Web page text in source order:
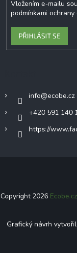
Vložením e-mailu
podmínkami
PŘIHLÁSIT SE
info@ecobe.cz
+420 591 140
https://
Copyright 2026 Ecobe.cz
Grafický návrh